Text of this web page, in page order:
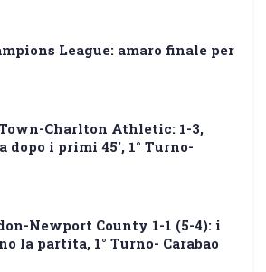
League: amaro finale per
Charlton Athletic: 1-3,
i primi 45′, 1° Turno-
Newport County 1-1 (5-4): i
la partita, 1° Turno- Carabao